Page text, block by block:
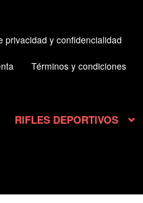
privacidad y confidencialidad
Términos y condiciones
RIFLES DEPORTIVOS